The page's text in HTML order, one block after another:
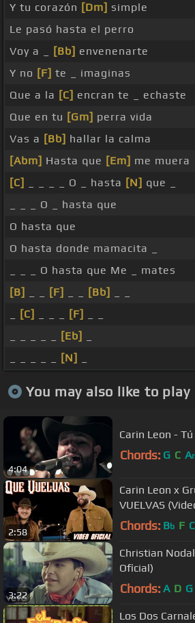
Y tu corazón [Dm] simple
Le pasó hasta el perro
Voy a _
[Bb] envenenarte
Y no [F] te _ imaginas
Que a la [C] encran te _ echaste
Que en tu [Gm] perra vida
Vas a [Bb] hallar la calma
[Abm] Hasta que [Em] me muera
[C]
_ _ _ _ O _ hasta [N] que _
_ _ _ O _ hasta que
O hasta que
O hasta donde mamacita _
_ _ _ O hasta que Me _ mates
[B]
[F] [Bb]
[C] [F]
[Eb]
[N]
You may also like to play
4:04
Carin Leon -
Chords: G C A
2:58
Carin Leon x
VUELVAS
Chords: Bb F C
3:22
Christian
Oficial)
Chords: A D G
Los Dos